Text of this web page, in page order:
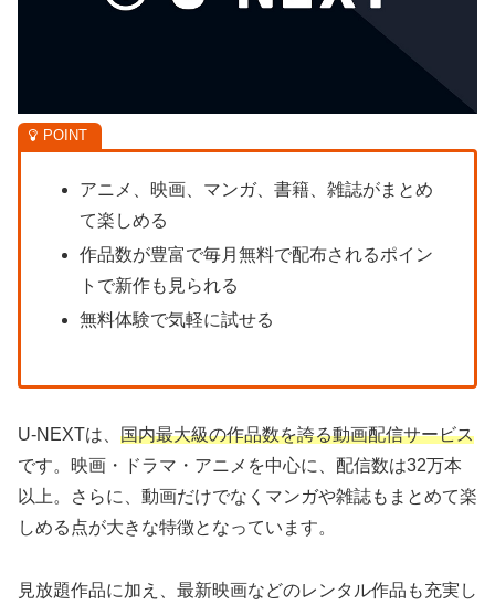
アニメ、映画、マンガ、書籍、雑誌がまとめ
て楽しめる
作品数が豊富で毎月無料で配布されるポイン
トで新作も見られる
無料体験で気軽に試せる
U-NEXTは、 国内最大級の作品数を誇る動画配信サービス
です。映画・ドラマ・アニメを中心に、配信数は32万本
以上。さらに、動画だけでなくマンガや雑誌もまとめて楽
しめる点が大きな特徴となっています。
見放題作品に加え、最新映画などのレンタル作品も充実し